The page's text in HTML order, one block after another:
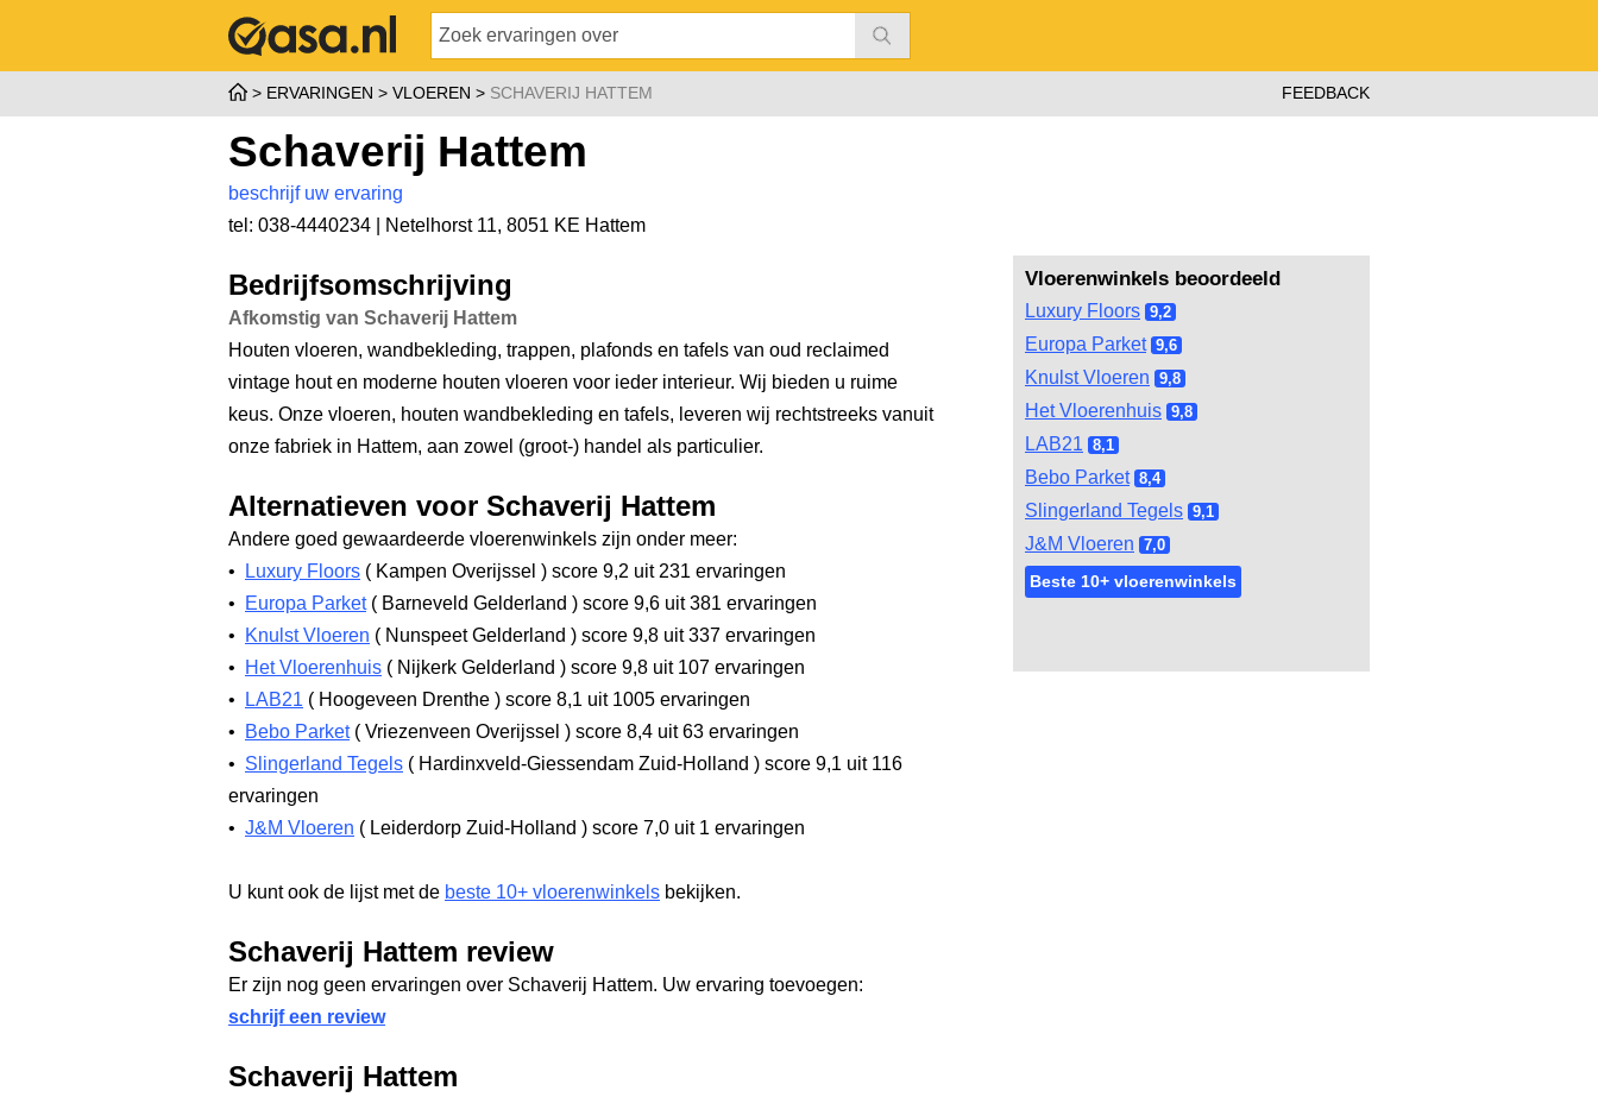
ERVARINGEN VLOEREN SCHAVERIJ HATTEM FEEDBACK
Schaverij Hattem
beschrijf uw ervaring
tel: 038-4440234 |
Netelhorst 11, 8051 KE Hattem
Vloerenwinkels beoordeeld
Luxury Floors 9,2
Europa Parket 9,6
Knulst Vloeren 9,8
Het Vloerenhuis 9,8
LAB21 8,1
Bebo Parket 8,4
Slingerland Tegels 9,1
J&M Vloeren 7,0
Beste 10+ vloerenwinkels
Bedrijfsomschrijving
Afkomstig van Schaverij Hattem
Houten vloeren, wandbekleding, trappen, plafonds en tafels van oud reclaimed
vintage hout en moderne houten vloeren voor ieder interieur. Wij bieden u ruime
keus. Onze vloeren, houten wandbekleding en tafels, leveren wij rechtstreeks vanuit
onze fabriek in Hattem, aan zowel (groot-) handel als particulier.
Alternatieven voor Schaverij Hattem
Andere goed gewaardeerde vloerenwinkels zijn onder meer:
•
Luxury Floors ( Kampen Overijssel ) score 9,2 uit 231 ervaringen
•
Europa Parket ( Barneveld Gelderland ) score 9,6 uit 381 ervaringen
•
Knulst Vloeren ( Nunspeet Gelderland ) score 9,8 uit 337 ervaringen
•
Het Vloerenhuis ( Nijkerk Gelderland ) score 9,8 uit 107 ervaringen
•
LAB21 ( Hoogeveen Drenthe ) score 8,1 uit 1005 ervaringen
•
Bebo Parket ( Vriezenveen Overijssel ) score 8,4 uit 63 ervaringen
• Slingerland Tegels ( Hardinxveld-Giessendam Zuid-Holland ) score 9,1 uit 116
ervaringen
• J&M Vloeren ( Leiderdorp Zuid-Holland ) score 7,0 uit 1 ervaringen
U kunt ook de lijst met de beste 10+ vloerenwinkels bekijken.
Schaverij Hattem review
Er zijn nog geen ervaringen over Schaverij Hattem. Uw ervaring toevoegen:
schrijf een review
Schaverij Hattem